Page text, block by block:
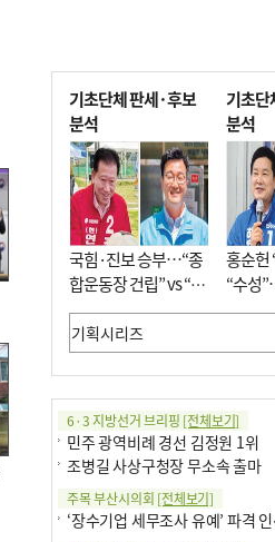
기초단체 판세·후보
분석
국힘·진보 승부…“종
합운동장 건립” vs “출
근 공공버스 도입”
기초단
분석
홍순헌
“수성
개발엔
6·3 지방선거 브리핑 [전체보기]
민주 광역비례 경선 김정원 1위
조병길 사상구청장 무소속 출마
주목 부산시의회 [전체보기]